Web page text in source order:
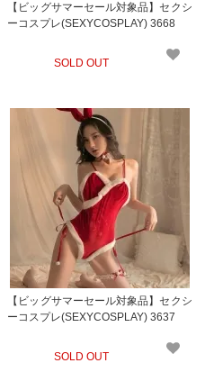
【ビッグサマーセール対象品】セクシ
ーコスプレ(SEXYCOSPLAY) 3668
SOLD OUT
【ビッグサマーセール対象品】セクシ
ーコスプレ(SEXYCOSPLAY) 3637
SOLD OUT